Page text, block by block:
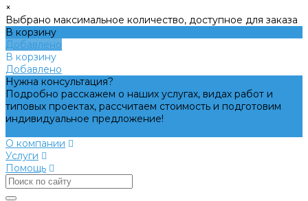
×
Выбрано максимальное количество, доступное для заказа
В корзину
Добавлено
В корзину
Добавлено
Нужна консультация?
Подробно расскажем о наших услугах, видах работ и
типовых проектах, рассчитаем стоимость и подготовим
индивидуальное предложение!
О компании
Услуги
Помощь